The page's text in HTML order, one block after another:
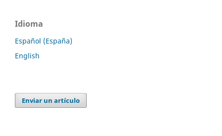
Idioma
Español (España)
English
Enviar un artículo